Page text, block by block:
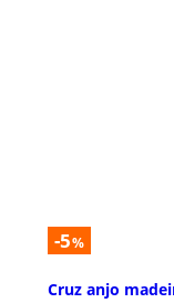
-5%
Cruz anjo